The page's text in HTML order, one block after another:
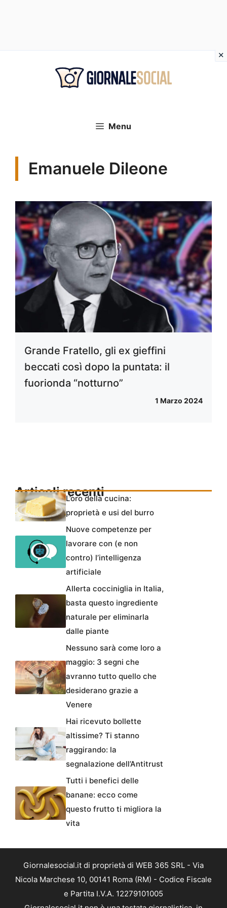
Menu
Emanuele Dileone
Grande Fratello, gli ex gieffini
beccati così dopo la puntata: il
fuorionda “notturno”
1 Marzo 2024
Articoli recenti
L’oro della cucina:
proprietà e usi del burro
Nuove competenze per
lavorare con (e non
contro) l’intelligenza
artificiale
Allerta cocciniglia in Italia,
basta questo ingrediente
naturale per eliminarla
dalle piante
Nessuno sarà come loro a
maggio: 3 segni che
avranno tutto quello che
desiderano grazie a
Venere
Hai ricevuto bollette
altissime? Ti stanno
raggirando: la
segnalazione dell’Antitrust
Tutti i benefici delle
banane: ecco come
questo frutto ti migliora la
vita
Giornalesocial.it di proprietà di WEB 365 SRL - Via
Nicola Marchese 10, 00141 Roma (RM) - Codice Fiscale
e Partita I.V.A. 12279101005